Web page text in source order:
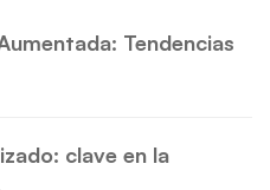
Tendencias
clave en la